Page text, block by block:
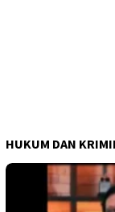
HUKUM DAN